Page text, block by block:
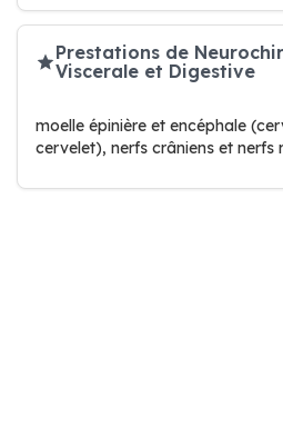
Prestations de
Viscerale et Digestive
moelle épinière et encéphale
cervelet), nerfs crâniens et nerfs